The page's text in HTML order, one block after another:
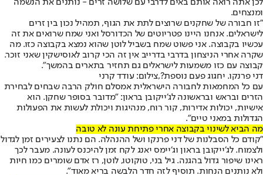
לכן אתה רואה אותם באים לדרבי עם שלושה זרים - נותנים את הנשמה
ומנצחים.
"זו חבורה של שחקנים שרוצים לתת את הגוף, תמהיל נכון בין זרים
לישראלים. אנחנו היינו פטריוטים של הכדורסל ואני שמח שרואים את זה
עכשיו בקבוצה. אני פשוט שמח בשביל לוטן שהוא נמצא בקבוצה כזו. מה
שקרה אחרי הניצחון בדרבי בדרייב אין זה הכי קרוב לאוסישקין שאני זוכר.
קבוצה עם כזו משמעות לישראלים גם תחזיר בתארים בהמשך״.
דני פרנקו. יחגוג פעם נוספת?,צילום: עודד קרני
עם כל המחמאות לחבורה הישראלית אמסלם חולק הרבה שבחים לבחירת
הזרים ובראש ובראשונה לג׳ייקובן בראון: ״מדובר בסופר שחקן. הוא
אישיות, יכולות אדירות, קור רוח, מנהיגות ויכולת לעשות את הפעולות
הגדולות במאני טיים״.
מה הביא לשינוי בקבוצה אחרי פתיחת עונה לא טובה
״קודם כל הסבלנות של דני פרנקו ושל ההנהלה. הם נתנו לצעירים זמן לגדול
ולצמוח. לג׳ייקובן בראון וג׳יימס יאנג לקח זמן להיכנס לעונה. מעבר לכך
ראינו שיפור גדול בהגנה. גיל בני, טוקוטו, לוטן, רז אדם שומרים כמו חיות
ולא נותנים הנחות. תוסיף לזה חדר הלבשה בריא מאוד״.